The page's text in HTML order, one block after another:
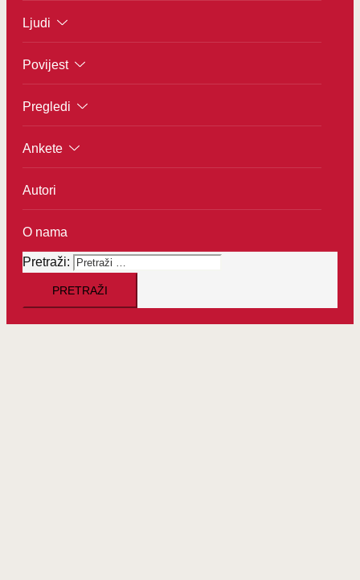
Ljudi
Povijest
Pregledi
Ankete
Autori
O nama
Pretraži: